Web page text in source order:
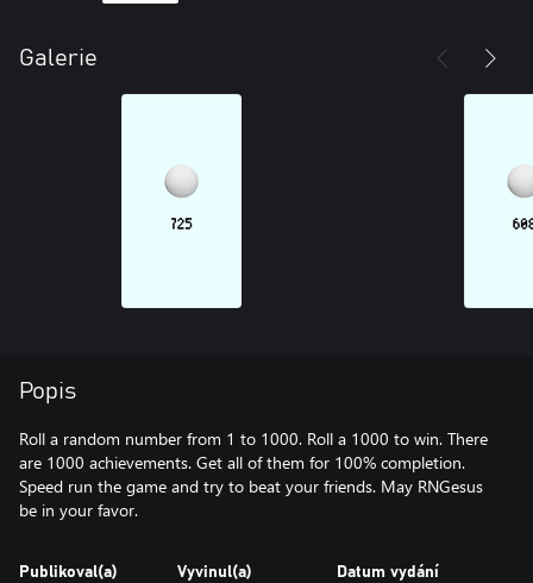
Galerie
Popis
Roll a random number from 1 to 1000. Roll a 1000 to win. There
are 1000 achievements. Get all of them for 100% completion.
Speed run the game and try to beat your friends. May RNGesus
be in your favor.
Publikoval(a) Vyvinul(a) Datum vydání